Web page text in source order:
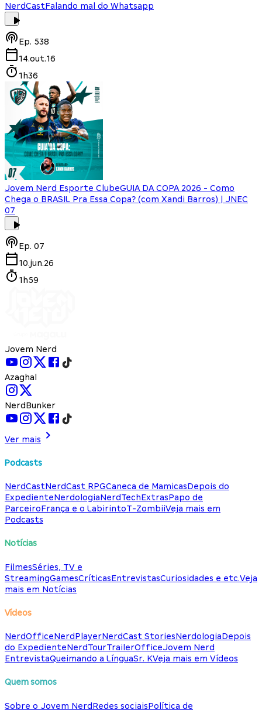
NerdCastFalando mal do Whatsapp
Ep. 538
14.out.16
1h36
Jovem Nerd Esporte ClubeGUIA DA COPA 2026 - Como
Chega o BRASIL Pra Essa Copa? (com Xandi Barros) | JNEC
07
Ep. 07
10.jun.26
1h59
Jovem Nerd
Azaghal
NerdBunker
Ver mais
Podcasts
NerdCastNerdCast RPGCaneca de MamicasDepois do
ExpedienteNerdologiaNerdTechExtrasPapo de
ParceiroFrança e o LabirintoT-ZombiiVeja mais em
Podcasts
Notícias
FilmesSéries, TV e
StreamingGamesCríticasEntrevistasCuriosidades e etc.Veja
mais em Notícias
Vídeos
NerdOfficeNerdPlayerNerdCast StoriesNerdologiaDepois
do ExpedienteNerdTourTrailerOfficeJovem Nerd
EntrevistaQueimando a LínguaSr. KVeja mais em Vídeos
Quem somos
Sobre o Jovem NerdRedes sociaisPolítica de